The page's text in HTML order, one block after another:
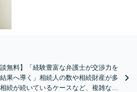
無料】「経験豊富な弁護士が交渉力を
果へ導く」相続人の数や相続財産が多
続が続いているケースなど、複雑な事